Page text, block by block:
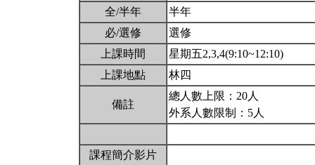
全/半年
半年
必/選修
選修
上課時間
星期五2,3,4(9:10~12:10)
上課地點
林四
備註
總人數上限：20人
外系人數限制：5人
課程簡介影片